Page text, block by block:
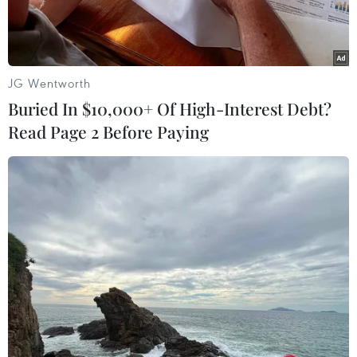
Ứng cử viên Beto O’Rourke. (Nguồn: Getty Images)
Theo New York Times, ứng cử viên Beto
O’Rourke cho biết ông sẽ sớm công bố quyết
định của mình về việc có tham gia cuộc chạy
đua bầu cử tổng thống Mỹ năm 2020 hay không.
Giống như các thành viên khác của đảng Dân
chủ, ông sẽ phải chịu áp lực khi bước vào một
JG Wentworth
Buried In $10,000+ Of High-Interest Debt?
Read Page 2 Before Paying